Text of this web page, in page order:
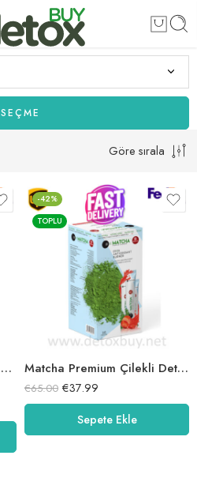
SEÇME
Göre sırala
Matcha Premium Japanese Detox Çay – Çilek Aromalı
-42%
TOPLU
Matcha Premium Çilekli Detox Çay
€65.00 €37.99
Sepete Ekle